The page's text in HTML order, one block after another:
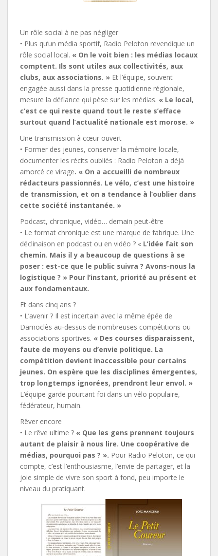
Un rôle social à ne pas négliger
• Plus qu’un média sportif, Radio Peloton revendique un
rôle social local. « On le voit bien : les médias locaux
comptent. Ils sont utiles aux collectivités, aux
clubs, aux associations. » Et l’équipe, souvent
engagée aussi dans la presse quotidienne régionale,
mesure la défiance qui pèse sur les médias. « Le local,
c’est ce qui reste quand tout le reste s’efface
surtout quand l’actualité nationale est morose. »
Une transmission à cœur ouvert
• Former des jeunes, conserver la mémoire locale,
documenter les récits oubliés : Radio Peloton a déjà
amorcé ce virage. « On a accueilli de nombreux
rédacteurs passionnés. Le vélo, c’est une histoire
de transmission, et on a tendance à l’oublier dans
cette société instantanée. »
Podcast, chronique, vidéo… demain peut-être
• Le format chronique est une marque de fabrique. Une
déclinaison en podcast ou en vidéo ? « L’idée fait son
chemin. Mais il y a beaucoup de questions à se
poser : est-ce que le public suivra ? Avons-nous la
logistique ? » Pour l’instant, priorité au présent et
aux fondamentaux.
Et dans cinq ans ?
• L’avenir ? Il est incertain avec la même épée de
Damoclès au-dessus de nombreuses compétitions ou
associations sportives. « Des courses disparaissent,
faute de moyens ou d’envie politique. La
compétition devient inaccessible pour certains
jeunes. On espère que les disciplines émergentes,
trop longtemps ignorées, prendront leur envol. »
L’équipe garde pourtant foi dans un vélo populaire,
fédérateur, humain.
Rêver encore
• Le rêve ultime ? « Que les gens prennent toujours
autant de plaisir à nous lire. Une coopérative de
médias, pourquoi pas ? ». Pour Radio Peloton, ce qui
compte, c’est l’enthousiasme, l’envie de partager, et la
joie simple de vivre son sport à fond, peu importe le
niveau du pratiquant.